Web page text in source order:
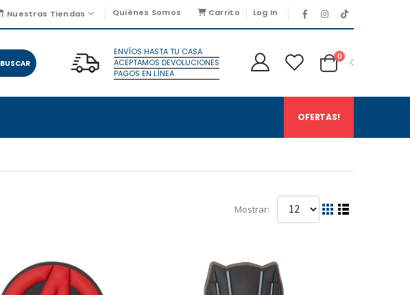
Nuestras Tiendas Quiénes Somos Carrito Log In
BUSCAR
ENVÍOS HASTA TU CASA
ACEPTAMOS DEVOLUCIONES
PAGOS EN LÍNEA
0
OFERTAS!
Mostrar: